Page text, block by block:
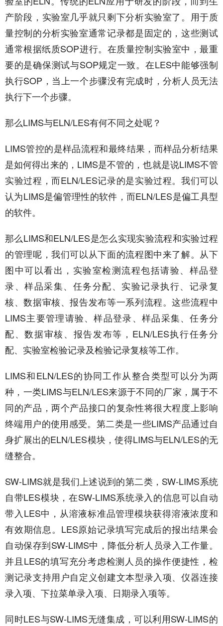
产阶段，实验室几乎就只剩下分析实验室了。用于质
量控制的分析实验室通常记录都是固定的，这些测试
通常根据纸质SOP进行。在质量控制实验室中，最重
要的是确保测试与SOP规定一致。在LES中能够强制
执行SOP，当上一个步骤没有完成时，分析人员无法
执行下一个步骤。
那么LIMS与ELN/LES有何不同之处呢？
LIMS管控的是样品流程和最终结果，而样品分析结果
是如何得出来的，LIMS是不管的，也就是说LIMS不管
实验过程，而ELN/LES记录的是实验过程。我们可以
认为LIMS是偏管理性的软件，而ELN/LES是偏工具型
的软件。
那么LIMS和ELN/LES是怎么实现实验流程和实验过程
的管理呢，我们可以从下面的流程图中来了解。从下
图中可以看出，实验室检测流程包括请验、样品登
录、样品采集、任务分配、实验记录执行、记录复
核、数据审核、报告发布等一系列流程。这些流程中
LIMS主要管理请验、样品登录、样品采集、任务分
配、数据审核、报告发布等，ELN/LES执行任务分
配、实验室检验记录及检验记录复核等工作。
LIMS和ELN/LES的协同工作从整合类型可以分为两
种，一类LIMS与ELN/LES来源于不同的厂家，属于不
同的产品，两个产品接口的复杂性将很大程度上影响
终端用户的使用感受。第二类是一些LIMS产品通过自
身扩展出的ELN/LES模块，使得LIMS与ELN/LES的无
缝整合。
SW-LIMS就是我们上述说到的第二类，SW-LIMS系统
自带LES模块，在SW-LIMS系统录入的信息可以自动
带入LES中，从溶液标准品管理模块获得溶液浓度和
有效期信息。LES原始记录填写完成后的报出结果会
自动保存到SW-LIMS中，降低分析人员录入工作量。
并且LES的填写充分考虑检测人员的操作便捷性，检
测记录支持用户自定义创建文本型录入项、仪器连接
录入项、下拉菜单录入项、日期录入项等。
同时LES与SW-LIMS无缝集成，可以利用SW-LIMS的